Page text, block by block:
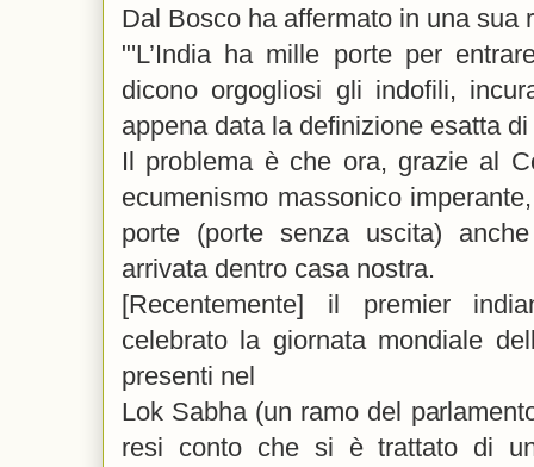
Dal Bosco ha affermato in una sua
"'L’India ha mille porte per
dicono orgogliosi gli indofili,
appena data la definizione esatta
Il problema è che ora, grazie al
ecumenismo massonico
porte (porte senza uscita)
arrivata dentro casa nostra.
[Recentemente] il premier
celebrato la giornata mondiale
presenti nel
Lok Sabha (un ramo del
resi conto che si è trattato di